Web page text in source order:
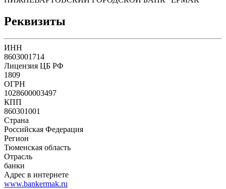
Реквизиты
ИНН
8603001714
Лицензия ЦБ РФ
1809
ОГРН
1028600003497
КПП
860301001
Страна
Российская Федерация
Регион
Тюменская область
Отрасль
банки
Адрес в интернете
www.bankermak.ru